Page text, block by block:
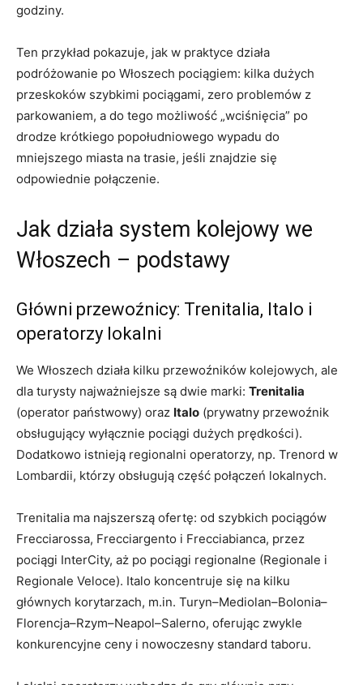
godziny.
Ten przykład pokazuje, jak w praktyce działa
podróżowanie po Włoszech pociągiem: kilka dużych
przeskoków szybkimi pociągami, zero problemów z
parkowaniem, a do tego możliwość „wciśnięcia” po
drodze krótkiego popołudniowego wypadu do
mniejszego miasta na trasie, jeśli znajdzie się
odpowiednie połączenie.
Jak działa system kolejowy we
Włoszech – podstawy
Główni przewoźnicy: Trenitalia, Italo i
operatorzy lokalni
We Włoszech działa kilku przewoźników kolejowych, ale
dla turysty najważniejsze są dwie marki: Trenitalia
(operator państwowy) oraz Italo (prywatny przewoźnik
obsługujący wyłącznie pociągi dużych prędkości).
Dodatkowo istnieją regionalni operatorzy, np. Trenord w
Lombardii, którzy obsługują część połączeń lokalnych.
Trenitalia ma najszerszą ofertę: od szybkich pociągów
Frecciarossa, Frecciargento i Frecciabianca, przez
pociągi InterCity, aż po pociągi regionalne (Regionale i
Regionale Veloce). Italo koncentruje się na kilku
głównych korytarzach, m.in. Turyn–Mediolan–Bolonia–
Florencja–Rzym–Neapol–Salerno, oferując zwykle
konkurencyjne ceny i nowoczesny standard taboru.